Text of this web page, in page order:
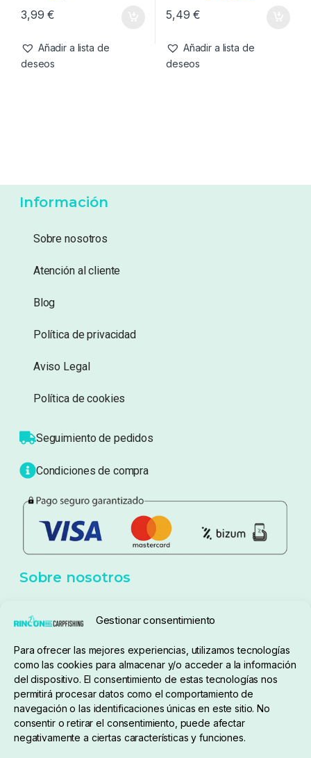
Gestionar consentimiento
Para ofrecer las mejores experiencias, utilizamos tecnologías
como las cookies para almacenar y/o acceder a la información
del dispositivo. El consentimiento de estas tecnologías nos
permitirá procesar datos como el comportamiento de
navegación o las identificaciones únicas en este sitio. No
consentir o retirar el consentimiento, puede afectar
negativamente a ciertas características y funciones.
Agujas & Herramientas
Montajes
Fox Edges Micro Gated
3,99€
deseos
Agujas & Herramientas
Montajes
Korda Aguja Splicing 7cm
5,49€
Información
Sobre nosotros
Atención al cliente
Blog
Política de privacidad
Aviso Legal
Sobre nosotros